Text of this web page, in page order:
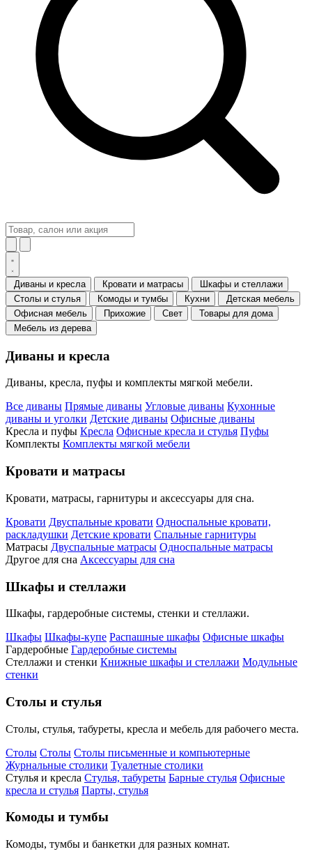
Диваны и кресла Кровати и матрасы
Шкафы и стеллажи
Столы и стулья
Комоды и тумбы Кухни
Детская мебель
Офисная мебель
Прихожие Свет
Товары для дома
Мебель из дерева
Диваны и кресла
Диваны, кресла, пуфы и комплекты мягкой мебели.
Все диваны Прямые диваны Угловые диваны Кухонные
диваны и уголки Детские диваны Офисные диваны
Кресла и пуфы Кресла Офисные кресла и стулья Пуфы
Комплекты Комплекты мягкой мебели
Кровати и матрасы
Кровати, матрасы, гарнитуры и аксессуары для сна.
Кровати Двуспальные кровати Односпальные кровати,
раскладушки Детские кровати Спальные гарнитуры
Матрасы Двуспальные матрасы Односпальные матрасы
Другое для сна Аксессуары для сна
Шкафы и стеллажи
Шкафы, гардеробные системы, стенки и стеллажи.
Шкафы Шкафы-купе Распашные шкафы Офисные шкафы
Гардеробные Гардеробные системы
Стеллажи и стенки Книжные шкафы и стеллажи Модульные
стенки
Столы и стулья
Столы, стулья, табуреты, кресла и мебель для рабочего места.
Столы Столы Столы письменные и компьютерные
Журнальные столики Туалетные столики
Стулья и кресла Стулья, табуреты Барные стулья Офисные
кресла и стулья Парты, стулья
Комоды и тумбы
Комоды, тумбы и банкетки для разных комнат.